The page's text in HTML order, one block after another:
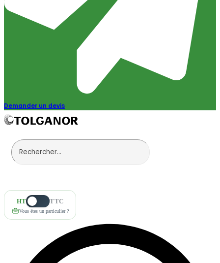
Demander un devis
HT TTC
Vous êtes un particulier ?